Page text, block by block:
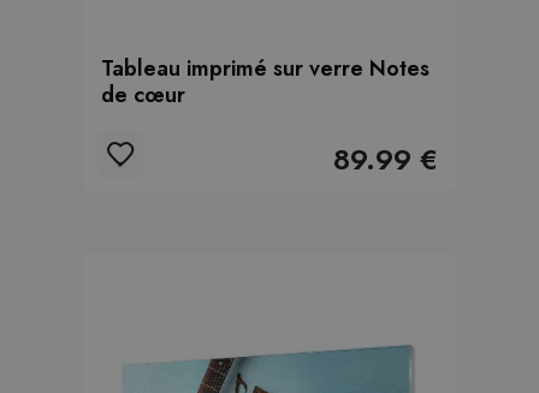
Tableau imprimé sur verre Notes
de cœur
89.99 €